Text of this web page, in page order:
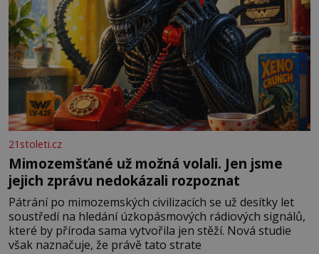
21stoleti.cz
Mimozemšťané už možná volali. Jen jsme
jejich zprávu nedokázali rozpoznat
Pátrání po mimozemských civilizacích se už desítky let
soustředí na hledání úzkopásmových rádiových signálů,
které by příroda sama vytvořila jen stěží. Nová studie
však naznačuje, že právě tato strate